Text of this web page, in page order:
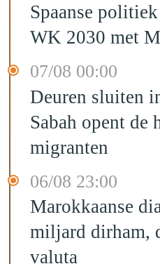
Spaanse
WK 2030 met
07/08 00:00
Deuren sluiten
Sabah opent de
migranten
06/08 23:00
Marokkaanse
miljard dirham,
valuta